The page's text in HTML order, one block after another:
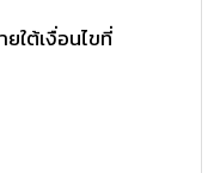
ใต้เงื่อนไขที่